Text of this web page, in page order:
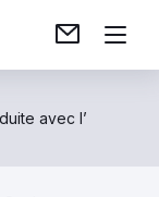
avec l’